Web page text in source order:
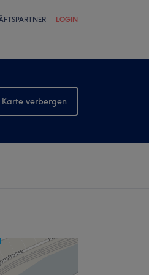
LOGIN
Karte verbergen
Karte anzeigen